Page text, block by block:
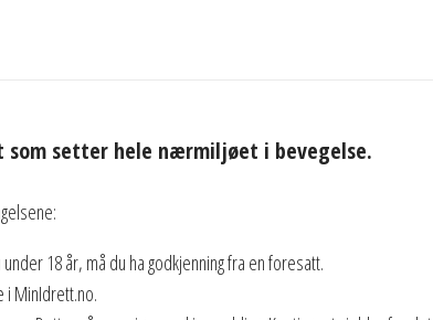
som setter hele nærmiljøet i bevegelse.
18 år, må du ha godkjenning fra en foresatt.
i MinIdrett.no.